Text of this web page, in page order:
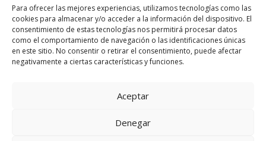
Para ofrecer las mejores experiencias, utilizamos tecnologías como las
cookies para almacenar y/o acceder a la información del dispositivo. El
consentimiento de estas tecnologías nos permitirá procesar datos
como el comportamiento de navegación o las identificaciones únicas
en este sitio. No consentir o retirar el consentimiento, puede afectar
negativamente a ciertas características y funciones.
Aceptar
Denegar
Certificate of Acreditation Stamdard 2025
Certificate of Accreditation Elite 2025